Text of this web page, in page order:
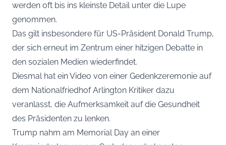
werden oft bis ins kleinste Detail unter die Lupe
genommen.
Das gilt insbesondere für US-Präsident Donald Trump,
der sich erneut im Zentrum einer hitzigen Debatte in
den sozialen Medien wiederfindet.
Diesmal hat ein Video von einer Gedenkzeremonie auf
dem Nationalfriedhof Arlington Kritiker dazu
veranlasst, die Aufmerksamkeit auf die Gesundheit
des Präsidenten zu lenken.
Trump nahm am Memorial Day an einer